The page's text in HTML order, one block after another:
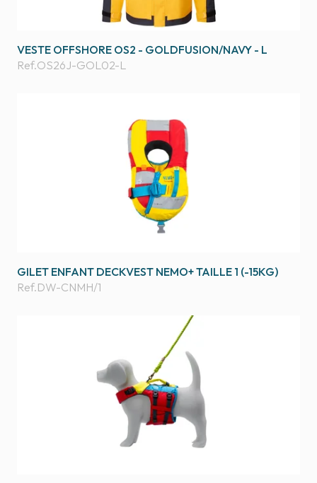
VESTE OFFSHORE OS2 - GOLDFUSION/NAVY - L
Ref.OS26J-GOL02-L
GILET ENFANT DECKVEST NEMO+ TAILLE 1 (-15KG)
Ref.DW-CNMH/1